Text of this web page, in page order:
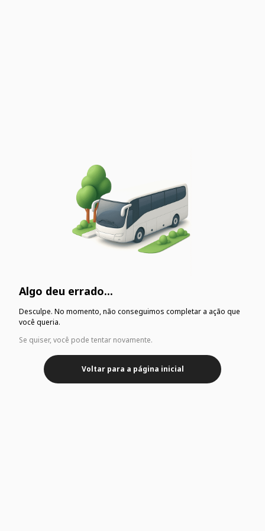
Algo deu errado...
Desculpe. No momento, não conseguimos completar a ação que
você queria.
Se quiser, você pode tentar novamente.
Voltar para a página inicial